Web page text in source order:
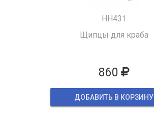
HH431
Щипцы для краба
860
ДОБАВИТЬ В КОРЗИНУ